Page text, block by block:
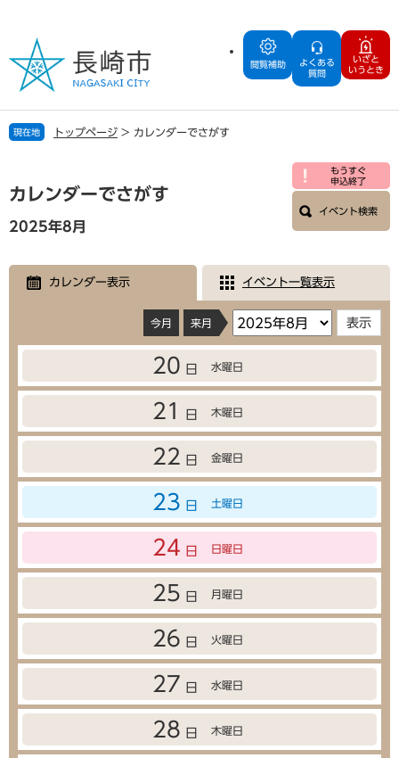
の
で
す
ー
ば
し
文
閲覧補助
よくある
質問
いざと
いうとき
現在地 トップページ > カレンダーでさがす
文
カレンダーでさがす
もうすぐ
申込終了
イベント検索
2025年8月
カレンダー表示 イベント一覧表示
今月 来月
20 日 水曜日
21 日 木曜日
22 日 金曜日
23 日 土曜日
24 日 日曜日
25 日 月曜日
26 日 火曜日
27 日 水曜日
28 日 木曜日